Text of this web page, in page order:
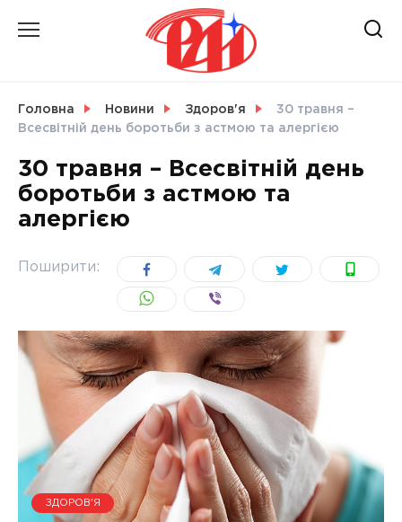
Головна Новини Здоров'я
30 травня –
Всесвітній день боротьби з астмою та алергією
30 травня – Всесвітній день
боротьби з астмою та
алергією
Поширити:
ЗДОРОВ'Я